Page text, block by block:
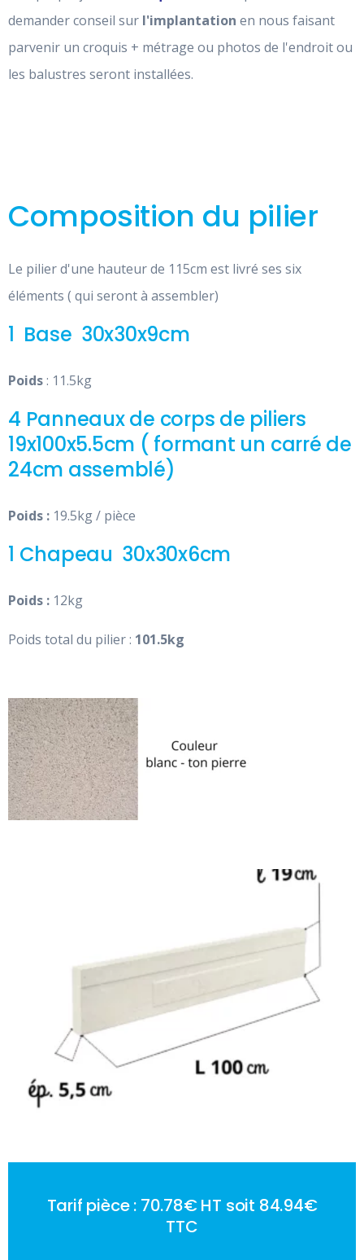
demander conseil sur l'implantation en nous faisant
parvenir un croquis + métrage ou photos de l'endroit ou
les balustres seront installées.
Composition du pilier
Le pilier d'une hauteur de 115cm est livré ses six
éléments ( qui seront à assembler)
1 Base 30x30x9cm
Poids: 11.5kg
4 Panneaux de corps de piliers
19x100x5.5cm ( formant un carré de
24cm assemblé)
Poids : 19.5kg / pièce
1 Chapeau 30x30x6cm
Poids : 12kg
Poids total du pilier : 101.5kg
Tarif pièce : 70.78€ HT soit 84.94€
TTC